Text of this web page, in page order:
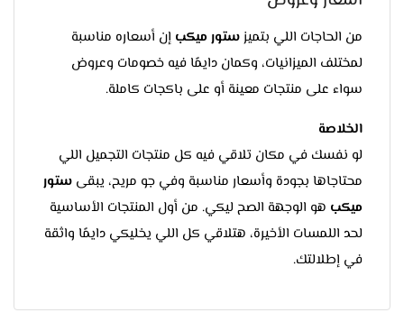
من الحاجات اللي بتميزستور ميكب إن أسعاره مناسبة
لمختلف الميزانيات، وكمان دايمًا فيه خصومات وعروض
سواء على منتجات معينة أو على باكجات كاملة.
الخلاصة
لو نفسك في مكان تلاقي فيه كل منتجات التجميل اللي
محتاجاها بجودة وأسعار مناسبة وفي جو مريح، يبقى ستور
ميكب هو الوجهة الصح ليكي. من أول المنتجات الأساسية
لحد اللمسات الأخيرة، هتلاقي كل اللي يخليكي دايمًا واثقة
في إطلالتك.